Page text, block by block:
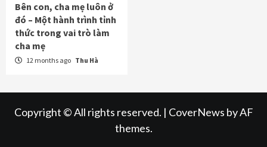
Bên con, cha mẹ luôn ở
đó – Một hành trình tỉnh
thức trong vai trò làm
cha mẹ
12 months ago Thu Hà
Copyright © All rights reserved. | CoverNews by AF
themes.